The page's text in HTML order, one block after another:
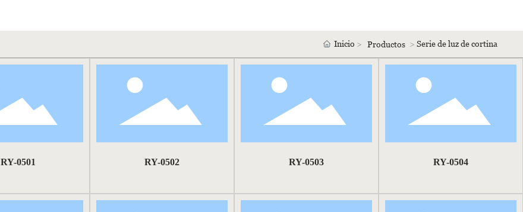
Inicio Productos Serie de luz de cortina
RY-0501 RY-0502 RY-0503 RY-0504